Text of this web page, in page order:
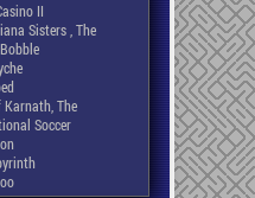
II
Sisters , The
The
Soccer